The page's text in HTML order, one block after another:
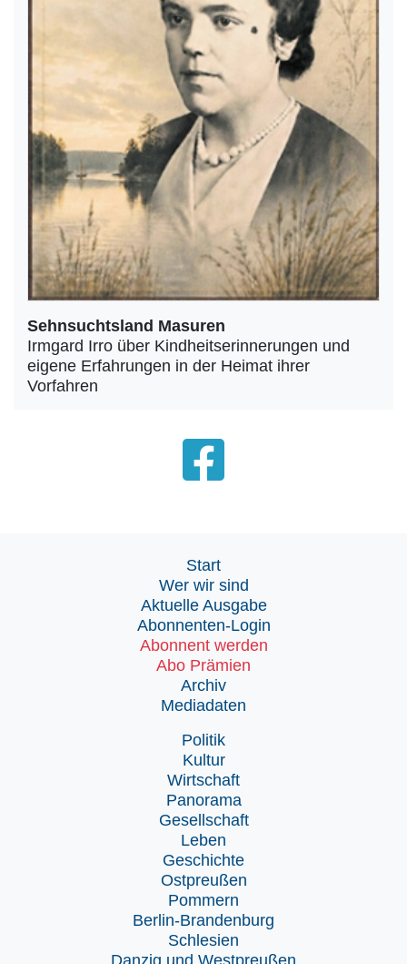
Sehnsuchtsland Masuren
Irmgard Irro über Kindheitserinnerungen und
eigene Erfahrungen in der Heimat ihrer
Vorfahren
Start
Wer wir sind
Aktuelle Ausgabe
Abonnenten-Login
Abonnent werden
Abo Prämien
Archiv
Mediadaten
Politik
Kultur
Wirtschaft
Panorama
Gesellschaft
Leben
Geschichte
Ostpreußen
Pommern
Berlin-Brandenburg
Schlesien